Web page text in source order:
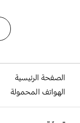
الصفحة الرئيسية
الهواتف المحمولة